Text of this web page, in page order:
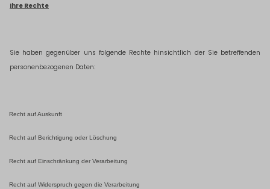
Ihre Rechte
Sie haben gegenüber uns folgende Rechte hinsichtlich der Sie betreffenden
personenbezogenen Daten:
Recht auf Auskunft
Recht auf Berichtigung oder Löschung
Recht auf Einschränkung der Verarbeitung
Recht auf Widerspruch gegen die Verarbeitung